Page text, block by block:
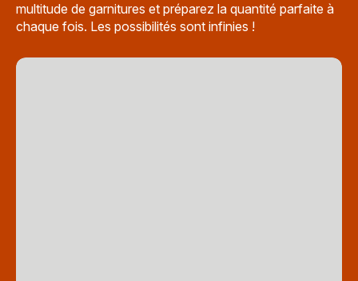
multitude de garnitures et préparez la quantité parfaite à
chaque fois. Les possibilités sont infinies !